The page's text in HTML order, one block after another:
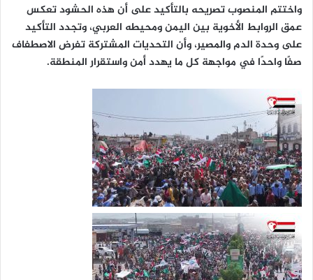
واختتم المنصوب تصريحه بالتأكيد على أن هذه الحشود تعكس
عمق الروابط الأخوية بين اليمن ومحيطه العربي، وتجدد التأكيد
على وحدة الدم والمصير، وأن التحديات المشتركة تفرض الاصطفاف
صفًا واحدًا في مواجهة كل ما يهدد أمن واستقرار المنطقة.